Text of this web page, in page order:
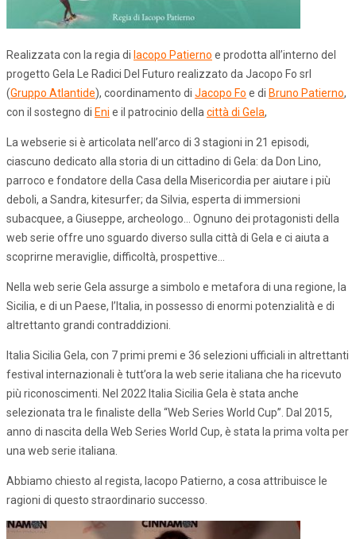
Realizzata con la regia di Iacopo Patierno e prodotta all’interno del
progetto Gela Le Radici Del Futuro realizzato da Jacopo Fo srl
(Gruppo Atlantide), coordinamento di Jacopo Fo e di Bruno Patierno,
con il sostegno di Eni e il patrocinio della città di Gela,
La webserie si è articolata nell’arco di 3 stagioni in 21 episodi,
ciascuno dedicato alla storia di un cittadino di Gela: da Don Lino,
parroco e fondatore della Casa della Misericordia per aiutare i più
deboli, a Sandra, kitesurfer; da Silvia, esperta di immersioni
subacquee, a Giuseppe, archeologo… Ognuno dei protagonisti della
web serie offre uno sguardo diverso sulla città di Gela e ci aiuta a
scoprirne meraviglie, difficoltà, prospettive…
Nella web serie Gela assurge a simbolo e metafora di una regione, la
Sicilia, e di un Paese, l’Italia, in possesso di enormi potenzialità e di
altrettanto grandi contraddizioni.
Italia Sicilia Gela, con 7 primi premi e 36 selezioni ufficiali in altrettanti
festival internazionali è tutt’ora la web serie italiana che ha ricevuto
più riconoscimenti. Nel 2022 Italia Sicilia Gela è stata anche
selezionata tra le finaliste della “Web Series World Cup”. Dal 2015,
anno di nascita della Web Series World Cup, è stata la prima volta per
una web serie italiana.
Abbiamo chiesto al regista, Iacopo Patierno, a cosa attribuisce le
ragioni di questo straordinario successo.